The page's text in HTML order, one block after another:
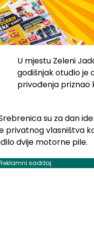
U mjestu Zeleni
godišnjak otuđio je
privođenja priznao
su za dan
privatnog vlasništva
dvije motorne pile.
sadržaj